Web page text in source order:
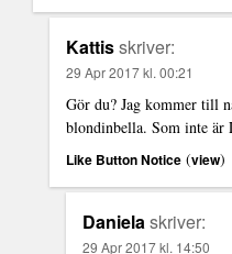
Kattisskriver:
29 Apr 2017 kl. 00:21
Gör du? Jag kommer till
blondinbella. Som inte är
Like Button Notice (view)
Danielaskriver:
29 Apr 2017 kl. 14:50